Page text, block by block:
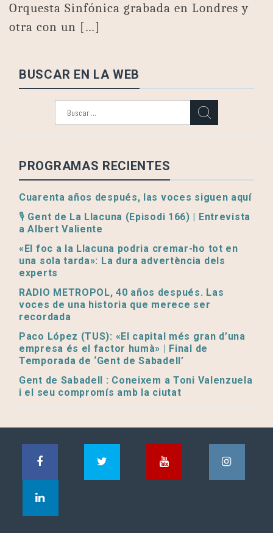
Orquesta Sinfónica grabada en Londres y
otra con un […]
BUSCAR EN LA WEB
PROGRAMAS RECIENTES
Cuarenta años después, las voces siguen aquí
🎙️ Gent de La Llacuna (Episodi 166) | Entrevista
a Albert Valiente
«El foc a la Llacuna podria cremar-ho tot en
una sola tarda»: La dura advertència dels
experts
RADIO METROPOL, 40 años después. Las
voces de una historia que merece ser
recordada
Paco López (TUS): «El capital més gran d’una
empresa és el factor humà» | Final de
Temporada de ‘Gent de Sabadell’
Gent de Sabadell : Coneixem a Toni Valenzuela
i el seu compromís amb la ciutat